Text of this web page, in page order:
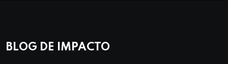
BLOG DE IMPACTO